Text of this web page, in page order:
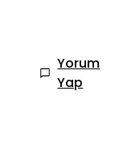
Yorum
Yap